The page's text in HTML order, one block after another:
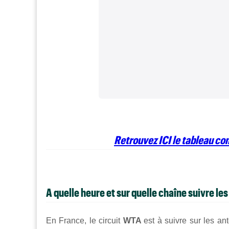
Retrouvez ICI le tableau
A quelle heure et sur quelle chaîne suivre
En France, le circuit WTAest à suivre sur les